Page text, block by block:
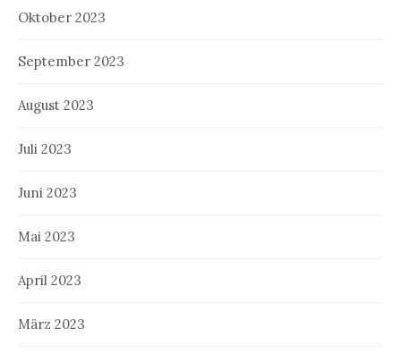
Oktober 2023
September 2023
August 2023
Juli 2023
Juni 2023
Mai 2023
April 2023
März 2023